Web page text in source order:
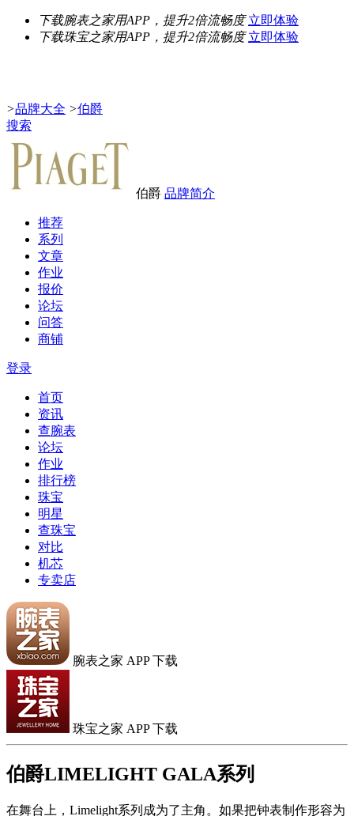
下载腕表之家用APP，提升2倍流畅度 立即体验
下载珠宝之家用APP，提升2倍流畅度 立即体验
>品牌大全 >伯爵
搜索
伯爵 品牌简介
推荐
系列
文章
作业
报价
论坛
问答
商铺
登录
首页
资讯
查腕表
论坛
作业
排行榜
珠宝
明星
查珠宝
对比
机芯
专卖店
腕表之家 APP 下载
珠宝之家 APP 下载
伯爵LIMELIGHT GALA系列
在舞台上，Limelight系列成为了主角。如果把钟表制作形容为